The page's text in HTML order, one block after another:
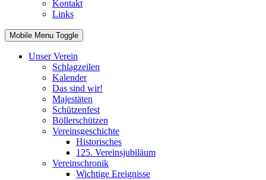
Kontakt
Links
Mobile Menu Toggle
Unser Verein
Schlagzeilen
Kalender
Das sind wir!
Majestäten
Schützenfest
Böllerschützen
Vereinsgeschichte
Historisches
125. Vereinsjubiläum
Vereinschronik
Wichtige Ereignisse